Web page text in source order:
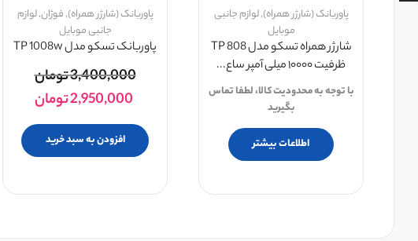
پاوربانک (شارژر همراه),لوازم جانبی
موبایل
شارژر همراه تسکو مدل TP 808
ظرفیت ۱۰۰۰۰ میلی آمپر ساع...
با توجه به محدودیت کالا، لطفا تماس
بگیرید
اطلاعات بیشتر
پاوربانک (شارژر همراه),فوژان,لوازم
جانبی موبایل
پاوربانک تسکو مدل TP 1008w
3,400,000تومان
2,950,000تومان
افزودن به سبد خرید